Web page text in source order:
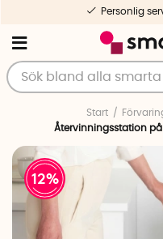
Personlig
Start
Återvinningsstation på
12